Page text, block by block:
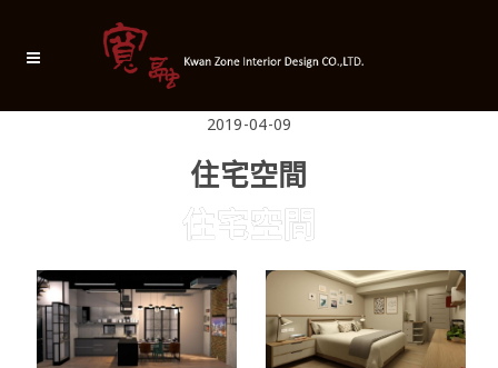
2019-04-09
住宅空間
住宅空間